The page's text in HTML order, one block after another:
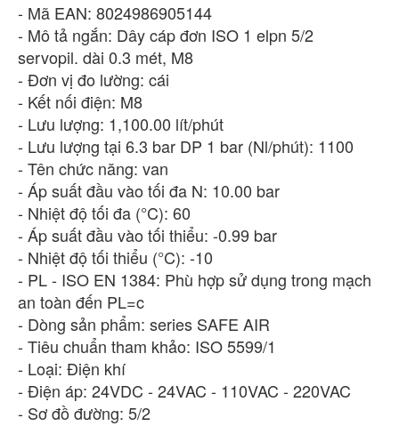
- Mã EAN: 8024986905144
- Mô tả ngắn: Dây cáp đơn ISO 1 elpn 5/2
servopil. dài 0.3 mét, M8
- Đơn vị đo lường: cái
- Kết nối điện: M8
- Lưu lượng: 1,100.00 lít/phút
- Lưu lượng tại 6.3 bar DP 1 bar (Nl/phút): 1100
- Tên chức năng: van
- Áp suất đầu vào tối đa N: 10.00 bar
- Nhiệt độ tối đa (°C): 60
- Áp suất đầu vào tối thiểu: -0.99 bar
- Nhiệt độ tối thiểu (°C): -10
- PL - ISO EN 1384: Phù hợp sử dụng trong mạch
an toàn đến PL=c
- Dòng sản phẩm: series SAFE AIR
- Tiêu chuẩn tham khảo: ISO 5599/1
- Loại: Điện khí
- Điện áp: 24VDC - 24VAC - 110VAC - 220VAC
- Sơ đồ đường: 5/2